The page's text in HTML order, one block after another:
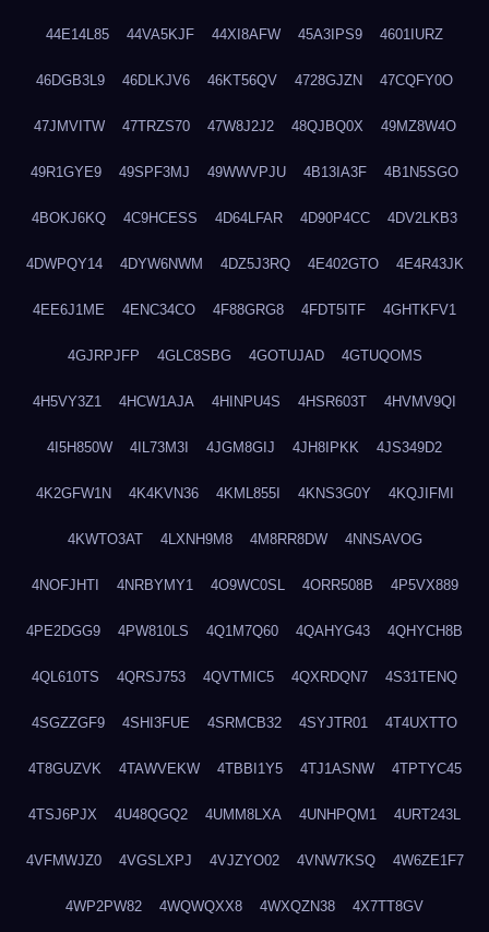
44E14L85 44VA5KJF 44XI8AFW 45A3IPS9 4601IURZ
46DGB3L9 46DLKJV6 46KT56QV 4728GJZN 47CQFY0O
47JMVITW 47TRZS70 47W8J2J2 48QJBQ0X 49MZ8W4O
49R1GYE9 49SPF3MJ 49WWVPJU 4B13IA3F 4B1N5SGO
4BOKJ6KQ 4C9HCESS 4D64LFAR 4D90P4CC 4DV2LKB3
4DWPQY14 4DYW6NWM 4DZ5J3RQ 4E402GTO 4E4R43JK
4EE6J1ME 4ENC34CO 4F88GRG8 4FDT5ITF 4GHTKFV1
4GJRPJFP 4GLC8SBG 4GOTUJAD 4GTUQOMS
4H5VY3Z1 4HCW1AJA 4HINPU4S 4HSR603T 4HVMV9QI
4I5H850W 4IL73M3I 4JGM8GIJ 4JH8IPKK 4JS349D2
4K2GFW1N 4K4KVN36 4KML855I 4KNS3G0Y 4KQJIFMI
4KWTO3AT 4LXNH9M8 4M8RR8DW 4NNSAVOG
4NOFJHTI 4NRBYMY1 4O9WC0SL 4ORR508B 4P5VX889
4PE2DGG9 4PW810LS 4Q1M7Q60 4QAHYG43 4QHYCH8B
4QL610TS 4QRSJ753 4QVTMIC5 4QXRDQN7 4S31TENQ
4SGZZGF9 4SHI3FUE 4SRMCB32 4SYJTR01 4T4UXTTO
4T8GUZVK 4TAWVEKW 4TBBI1Y5 4TJ1ASNW 4TPTYC45
4TSJ6PJX 4U48QGQ2 4UMM8LXA 4UNHPQM1 4URT243L
4VFMWJZ0 4VGSLXPJ 4VJZYO02 4VNW7KSQ 4W6ZE1F7
4WP2PW82 4WQWQXX8 4WXQZN38 4X7TT8GV